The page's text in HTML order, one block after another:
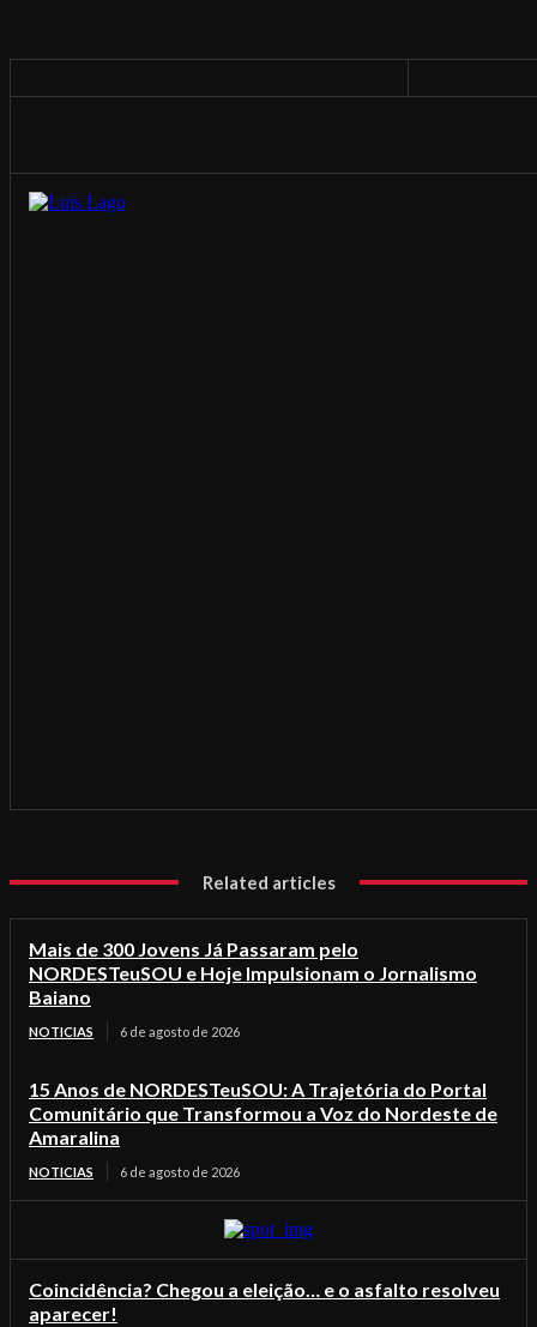
Related articles
Mais de 300 Jovens Já Passaram pelo
NORDESTeuSOU e Hoje Impulsionam o Jornalismo
Baiano
NOTICIAS 6 de agosto de 2026
15 Anos de NORDESTeuSOU: A Trajetória do Portal
Comunitário que Transformou a Voz do Nordeste de
Amaralina
NOTICIAS 6 de agosto de 2026
Coincidência? Chegou a eleição… e o asfalto resolveu
aparecer!